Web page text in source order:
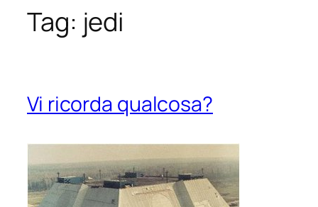
Tag: jedi
Vi ricorda qualcosa?